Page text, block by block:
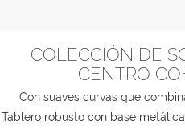
COLECCIÓN DE
CENTRO
Con suaves curvas que
Tablero robusto con base